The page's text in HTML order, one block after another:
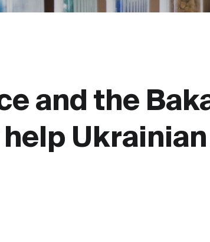
and the
Ukrainian